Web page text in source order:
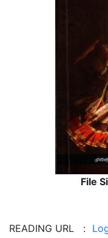
File
READING URL :